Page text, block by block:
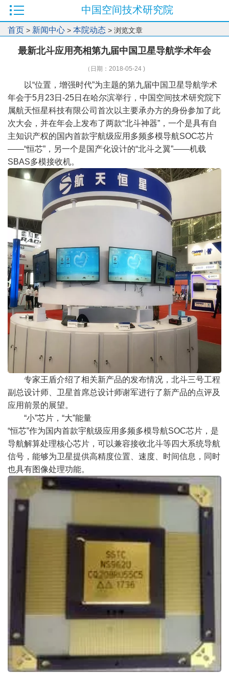
中国空间技术研究院
首页 > 新闻中心 > 本院动态 > 浏览文章
最新北斗应用亮相第九届中国卫星导航学术年会
（日期：2018-05-24 )
以“位置，增强时代”为主题的第九届中国卫星导航学术
年会于5月 23日 -25日在哈尔滨举行，中国空间技术研究院下
属航天恒星科技有限公司首次以主要承办方的身份参加了此
次大会，并在年会上发布了两款“北斗神器” ，一个是具有自
主知识产权的国内首款宇航级应用多频多模导航SOC芯片
——“恒芯” ，另一个是国产化设计的“北斗之翼”——机载
SBAS多模接收机。
专家王盾介绍了相关新产品的发布情况，北斗三号工程
副总设计师、卫星首席总设计师谢军进行了新产品的点评及
应用前景的展望。
“小”芯片， “大”能量
“恒芯”作为国内首款宇航级应用多频多模导航SOC芯片，是
导航解算处理核心芯片，可以兼容接收北斗等四大系统导航
信号，能够为卫星提供高精度位置、速度、时间信息，同时
也具有图像处理功能。